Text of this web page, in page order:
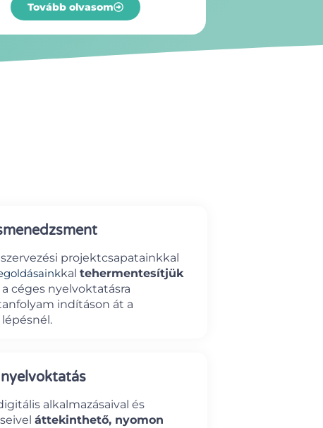
Tovább olvasom
projektcsapatainkkal
kaltehermentesítjük
a céges nyelvoktatásra
indításon át a
alkalmazásaival és
áttekinthető, nyomon